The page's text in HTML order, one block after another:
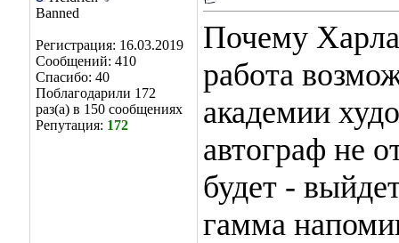
Banned
Регистрация: 16.03.2019
Сообщений: 410
Спасибо: 40
Поблагодарили 172
раз(а) в 150 сообщениях
Репутация: 172
Почему
работа
академии
автограф не
будет -
гамма